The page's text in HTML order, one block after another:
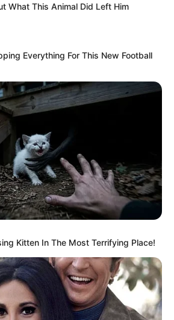
What This Animal Did Left Him
Everything For This New Football
Kitten In The Most Terrifying Place!